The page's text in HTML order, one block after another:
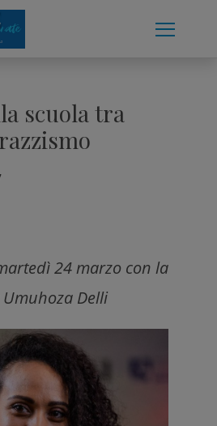
scuola tra
24 marzo con la
Delli